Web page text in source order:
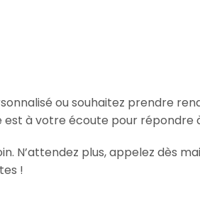
ou souhaitez prendre
à votre écoute pour répondre
N’attendez plus, appelez dès
!